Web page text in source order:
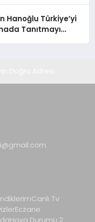
Hanoğlu Türkiye’yi
Tanıtmayı
Canlı Tv
Eczane
Hava Durumu 2